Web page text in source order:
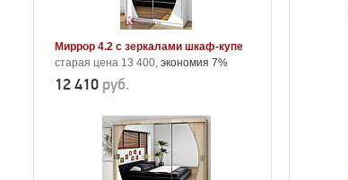
Миррор 4.2 с зеркалами шкаф-купе
старая цена 13 400, экономия 7%
12 410 руб.